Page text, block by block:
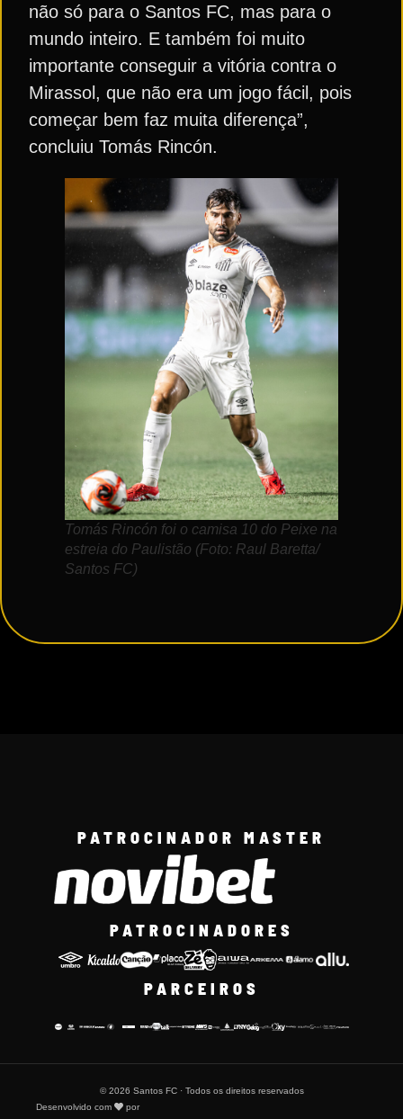
não só para o Santos FC, mas para o
mundo inteiro. E também foi muito
importante conseguir a vitória contra o
Mirassol, que não era um jogo fácil, pois
começar bem faz muita diferença”,
concluiu Tomás Rincón.
Tomás Rincón foi o camisa 10 do Peixe na
estreia do Paulistão (Foto: Raul Baretta/
Santos FC)
PATROCINADOR MASTER
PATROCINADORES
PARCEIROS
© 2026 Santos FC · Todos os direitos reservados
Desenvolvido com
por